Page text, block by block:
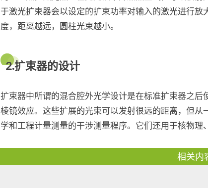
于激光扩束器会以设定的扩束功率对输入的激光进行
度，距离越远，圆柱光束越小。
2.扩束器的设计
扩束器中所谓的混合腔外光学设计是在标准扩束器之
棱镜效应。这些扩展的光束可以发射很远的距离，但
学和工程计量测量的干涉测量程序。它们还用于核物理
相关内